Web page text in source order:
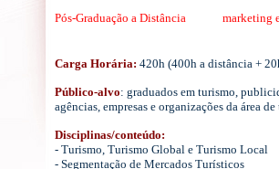
Pós-Graduação a Distância marketing
Carga Horária: 420h (400h a distância +
Público-alvo: graduados em turismo,
agências, empresas e organizações da área
Disciplinas/conteúdo:
- Turismo, Turismo Global e Turismo Local
- Segmentação de Mercados Turísticos